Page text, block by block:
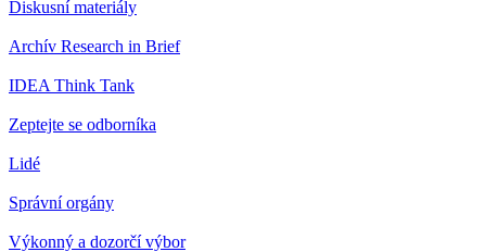
Diskusní materiály
Archív Research in Brief
IDEA Think Tank
Zeptejte se odborníka
Lidé
Správní orgány
Výkonný a dozorčí výbor